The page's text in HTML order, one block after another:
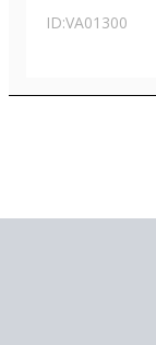
ID:VA01300